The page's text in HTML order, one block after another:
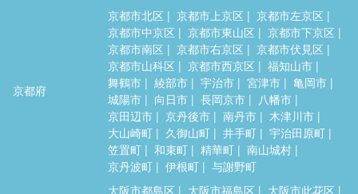
京都府
京都市北区 京都市上京区
京都市左京区
京都市中京区
京都市東山区
京都市下京区
京都市南区
京都市右京区
京都市伏見区
京都市山科区
京都市西京区
福知山市
舞鶴市
綾部市 宇治市 宮津市
亀岡市
城陽市
向日市 長岡京市
八幡市
京田辺市
京丹後市 南丹市
木津川市
大山崎町
久御山町 井手町
宇治田原町
笠置町
和束町 精華町
南山城村
京丹波町
伊根町 与謝野町
大阪市都島区 大阪市福島区
大阪市此花区